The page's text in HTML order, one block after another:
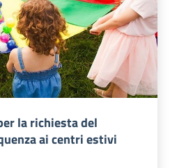
la richiesta del
ai centri estivi